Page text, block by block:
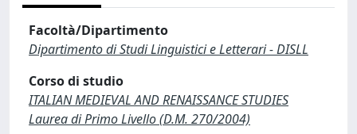
Facoltà/Dipartimento
Dipartimento di Studi Linguistici e Letterari - DISLL
Corso di studio
ITALIAN MEDIEVAL AND RENAISSANCE STUDIES
Laurea di Primo Livello (D.M. 270/2004)